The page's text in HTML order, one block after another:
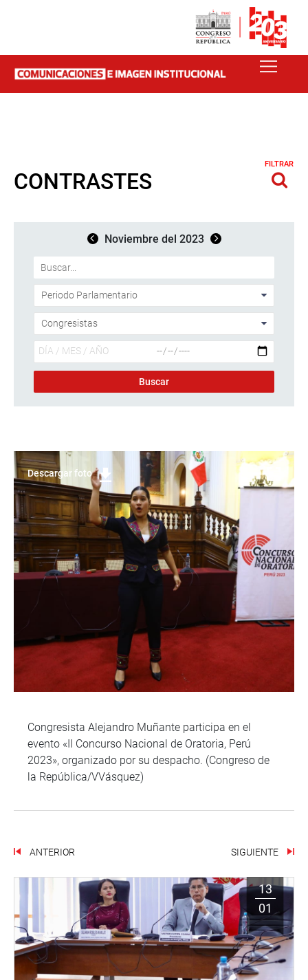
CONTRASTES
FILTRAR
Noviembre del 2023
Descargar foto
Congresista Alejandro Muñante participa en el
evento «II Concurso Nacional de Oratoria, Perú
2023», organizado por su despacho. (Congreso de
la República/VVásquez)
ANTERIOR SIGUIENTE
13
01